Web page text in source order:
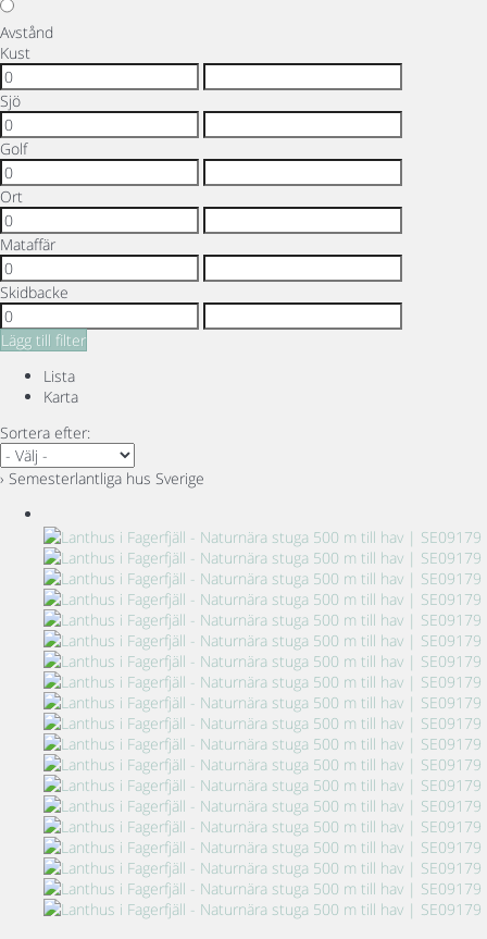
Avstånd
Kust
Sjö
Golf
Ort
Mataffär
Skidbacke
Lägg till filter
Lista
Karta
Sortera efter:
› Semesterlantliga hus Sverige